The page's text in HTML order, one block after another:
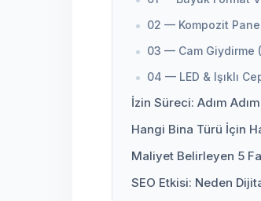
02 — Kompozit
03 — Cam Giydirme
04 — LED & Işıklı
İzin Süreci: Adım Adım
Hangi Bina Türü İçin
Maliyet Belirleyen 5
SEO Etkisi: Neden